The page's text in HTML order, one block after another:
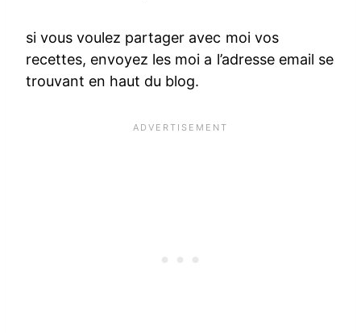
si vous voulez partager avec moi vos
recettes, envoyez les moi a l’adresse email se
trouvant en haut du blog.